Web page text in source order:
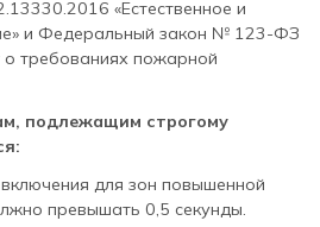
«Естественное и
и Федеральный закон № 123-ФЗ
о требованиях пожарной
подлежащим строгому
для зон повышенной
превышать 0,5 секунды.